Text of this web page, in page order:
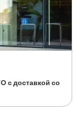
с доставкой со